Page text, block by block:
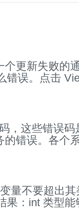
更新失败的
错误。点击
on a read-
安装的目录中
移到用户有
file:///… did
signed at all：
用程序上次
解决这个问
，这些错误码
的错误。各个
量不要超出
果：int 类型